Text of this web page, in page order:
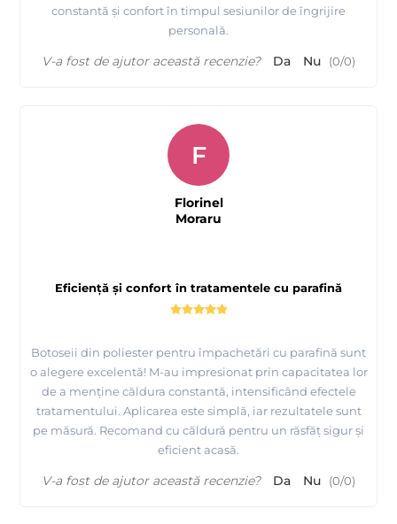
constantă și confort în timpul sesiunilor de îngrijire
personală.
V-a fost de ajutor această recenzie? Da Nu (0/0)
Eficiență și confort în tratamentele cu parafină
Botoseii din poliester pentru împachetări cu parafină sunt
o alegere excelentă! M-au impresionat prin capacitatea lor
de a menține căldura constantă, intensificând efectele
tratamentului. Aplicarea este simplă, iar rezultatele sunt
pe măsură. Recomand cu căldură pentru un răsfăț sigur și
eficient acasă.
F
Florinel
Moraru
V-a fost de ajutor această recenzie? Da Nu (0/0)